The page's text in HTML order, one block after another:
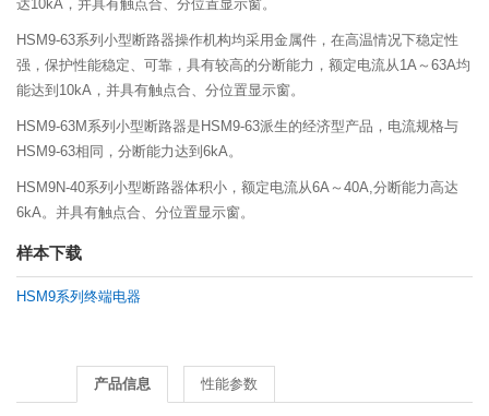
达10kA，并具有触点合、分位置显示窗。
HSM9-63系列小型断路器操作机构均采用金属件，在高温情况下稳定性
强，保护性能稳定、可靠，具有较高的分断能力，额定电流从1A～63A均
能达到10kA，并具有触点合、分位置显示窗。
HSM9-63M系列小型断路器是HSM9-63派生的经济型产品，电流规格与
HSM9-63相同，分断能力达到6kA。
HSM9N-40系列小型断路器体积小，额定电流从6A～40A,分断能力高达
6kA。并具有触点合、分位置显示窗。
样本下载
HSM9系列终端电器
产品信息 性能参数